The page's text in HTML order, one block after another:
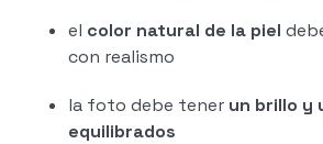
el color natural de la piel
con realismo
la foto debe tener un brillo y
equilibrados